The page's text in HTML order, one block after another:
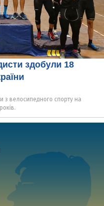
здобули 18
з велосипедного спорту на